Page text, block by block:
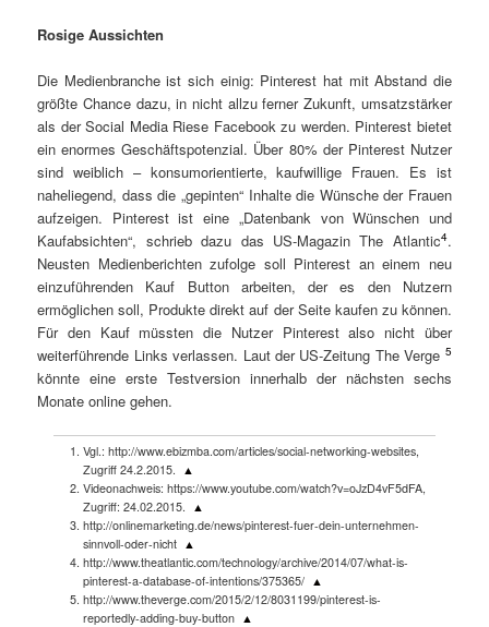
Rosige Aussichten
Die Medienbranche ist sich einig: Pinterest hat mit Abstand die
größte Chance dazu, in nicht allzu ferner Zukunft, umsatzstärker
als der Social Media Riese Facebook zu werden. Pinterest bietet
ein enormes Geschäftspotenzial. Über 80% der Pinterest Nutzer
sind weiblich – konsumorientierte, kaufwillige Frauen. Es ist
naheliegend, dass die „gepinten“ Inhalte die Wünsche der Frauen
aufzeigen. Pinterest ist eine „Datenbank von Wünschen und
Kaufabsichten“, schrieb dazu das US-Magazin The Atlantic4.
Neusten Medienberichten zufolge soll Pinterest an einem neu
einzuführenden Kauf Button arbeiten, der es den Nutzern
ermöglichen soll, Produkte direkt auf der Seite kaufen zu können.
Für den Kauf müssten die Nutzer Pinterest also nicht über
weiterführende Links verlassen. Laut der US-Zeitung The Verge 5
könnte eine erste Testversion innerhalb der nächsten sechs
Monate online gehen.
Vgl.: http://www.ebizmba.com/articles/social-networking-websites,
Zugriff 24.2.2015. ▲
Videonachweis: https://www.youtube.com/watch?v=oJzD4vF5dFA,
Zugriff: 24.02.2015. ▲
http://onlinemarketing.de/news/pinterest-fuer-dein-unternehmen-
sinnvoll-oder-nicht ▲
http://www.theatlantic.com/technology/archive/2014/07/what-is-
pinterest-a-database-of-intentions/375365/ ▲
http://www.theverge.com/2015/2/12/8031199/pinterest-is-
reportedly-adding-buy-button ▲